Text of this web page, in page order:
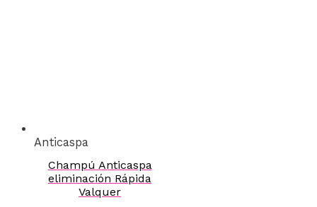
Anticaspa
Champú Anticaspa
eliminación Rápida
Valquer